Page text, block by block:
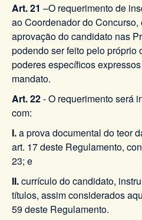
Art. 21 –O requerimento de
ao Coordenador do
aprovação do candidato nas
podendo ser feito pelo próprio
poderes específicos
mandato.
Art. 22- O requerimento será
com:
I.a prova documental do teor
art. 17 deste Regulamento,
23; e
II.currículo do candidato,
títulos, assim considerados
59 deste Regulamento.